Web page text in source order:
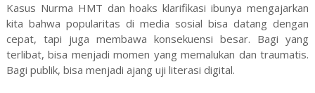
Kasus Nurma HMT dan hoaks klarifikasi ibunya mengajarkan
kita bahwa popularitas di media sosial bisa datang dengan
cepat, tapi juga membawa konsekuensi besar. Bagi yang
terlibat, bisa menjadi momen yang memalukan dan traumatis.
Bagi publik, bisa menjadi ajang uji literasi digital.